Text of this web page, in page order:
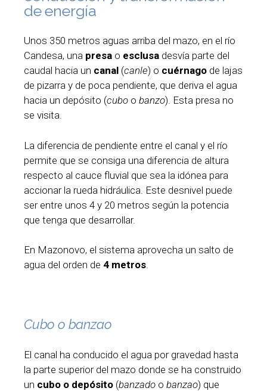
de energía
Unos 350 metros aguas arriba del mazo, en el río
Candesa, una presa o esclusa desvía parte del
caudal hacia un canal (canle) o cuérnago de lajas
de pizarra y de poca pendiente, que deriva el agua
hacia un depósito (cubo o banzo). Esta presa no
se visita.
La diferencia de pendiente entre el canal y el río
permite que se consiga una diferencia de altura
respecto al cauce fluvial que sea la idónea para
accionar la rueda hidráulica. Este desnivel puede
ser entre unos 4 y 20 metros según la potencia
que tenga que desarrollar.
En Mazonovo, el sistema aprovecha un salto de
agua del orden de 4 metros.
Cubo o banzao
El canal ha conducido el agua por gravedad hasta
la parte superior del mazo donde se ha construido
un cubo o depósito (banzado o banzao) que